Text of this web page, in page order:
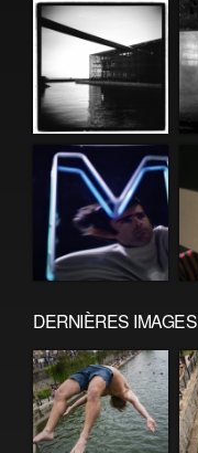
DERNIÈRES IMAGES